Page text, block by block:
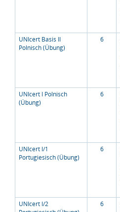
UNIcert Basis II
Polnisch (Übung)
6
UNIcert I Polnisch
(Übung)
6
UNIcert I/1
Portugiesisch (Übung)
6
UNIcert I/2
6